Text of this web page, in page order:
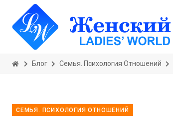
Блог Семья. Психология Отношений
СЕМЬЯ. ПСИХОЛОГИЯ ОТНОШЕНИЙ